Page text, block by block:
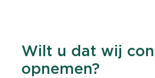
Wilt u dat wij
opnemen?